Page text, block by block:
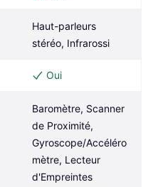
Haut-parleurs
stéréo, Infrarossi
Oui
Baromètre, Scanner
de Proximité,
Gyroscope/Accéléro
mètre, Lecteur
d'Empreintes